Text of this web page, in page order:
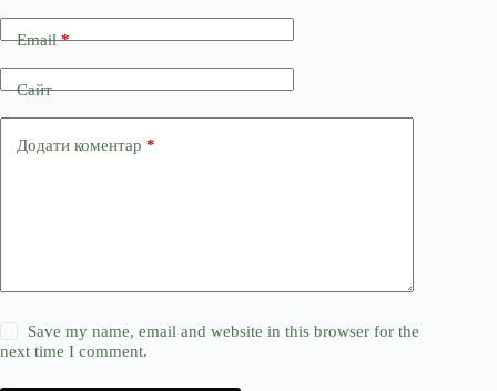
Email*
Сайт
Додати коментар *
Save my name, email and website in this browser for the
next time I comment.